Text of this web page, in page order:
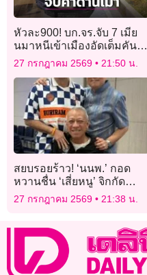
หัวละ900! บก.จร.จับ 7 เมีย
นมาหนีเข้าเมืองอัดเต็มคันรถ
ขับเข้าด่านเป่าเมาขับ
27 กรกฎาคม 2569 21:50 น.
สยบรอยร้าว! ‘นนพ.’ กอด
หวานชื่น ‘เสี่ยหนู’ จิกกัด
สัมพันธ์ร้าวฉานยังกะหน้า
‘แครมบูเล่’
27 กรกฎาคม 2569 21:38 น.